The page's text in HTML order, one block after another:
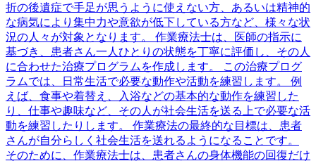
折の後遺症で手足が思うように使えない方、あるいは精神的
な病気により集中力や意欲が低下している方など、様々な状
況の人々が対象となります。 作業療法士は、医師の指示に
基づき、患者さん一人ひとりの状態を丁寧に評価し、その人
に合わせた治療プログラムを作成します。 この治療プログ
ラムでは、日常生活で必要な動作や活動を練習します。 例
えば、食事や着替え、入浴などの基本的な動作を練習した
り、仕事や趣味など、その人が社会生活を送る上で必要な活
動を練習したりします。 作業療法の最終的な目標は、患者
さんが自分らしく社会生活を送れるようになることです。
そのために、作業療法士は、患者さんの身体機能の回復だけ